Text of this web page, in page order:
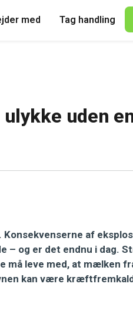
med Tag handling
uden
af
og er det endnu i dag.
leve med, at mælken
kan være